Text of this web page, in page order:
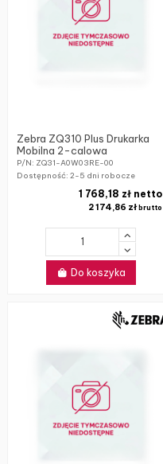
Zebra ZQ310 Plus Drukarka
Mobilna 2-calowa
P/N: ZQ31-A0W03RE-00
Dostępność:2-5 dni robocze
2 174,86 zł brutto
1 768,18 zł netto
Do koszyka